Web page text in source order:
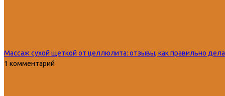
Массаж сухой щеткой от целлюлита: отзывы, как правильно
1 комментарий